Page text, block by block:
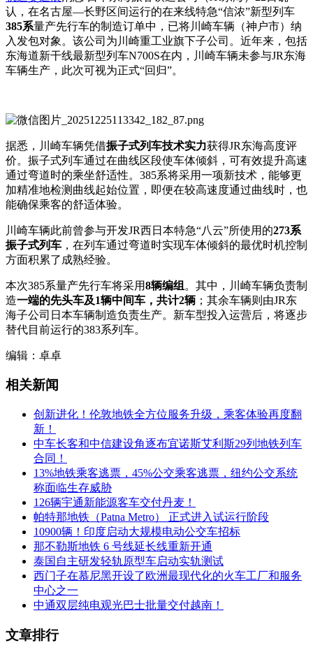
认，在名古屋—长野区间运行的在来线特急“信浓”新型列车
385系量产先行车的制造订单中，已将川崎车辆（神户市）纳
入发包对象。该公司为川崎重工业旗下子公司。近年来，包括
东海道新干线最新型列车N700S在内，川崎车辆未参与JR东海
车辆生产，此次可视为正式“回归”。
据悉，川崎车辆凭借振子式列车技术实力获得JR东海高度评
价。振子式列车通过在曲线区段使车体倾斜，可有效提升高速
通过弯道时的乘坐舒适性。385系将采用一项新技术，能够更
加精准地检测曲线起始位置，即便在较高速度通过曲线时，也
能确保乘客的舒适体验。
川崎车辆此前曾参与开发JR西日本特急“八云”所使用的273系
振子式列车 ，在列车通过弯道时实现车体倾斜的最优时机控制
方面积累了成熟经验。
本次385系量产先行车将采用8辆编组 。其中，川崎车辆负责制
造一端的先头车及1辆中间车，共计2辆 ；其余车辆则由JR东
海子公司日本车辆制造负责生产。新车型投入运营后，将逐步
替代目前运行的383系列车。
编辑：卓卓
相关新闻
创新进化！伦敦地铁全方位服务升级，乘客体验再度翻
新！
中车长客和中信建设角逐布宜诺斯艾利斯29列地铁列车
合同！
13%地铁乘客逃票，45%公交乘客逃票，纽约公交系统
称面临生存威胁
126辆宇通新能源客车交付丹麦！
帕特那地铁（Patna Metro） 正式进入试运行阶段
10900辆！印度启动大规模电动公交车招标
那不勒斯地铁 6 号线延长线重新开通
泰国自主研发轻轨原型车启动实轨测试
西门子在慕尼黑开设了欧洲最现代化的火车工厂和服务
中心之一
中通双层纯电观光巴士批量交付越南！
文章排行